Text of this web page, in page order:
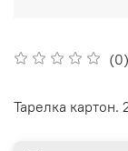
(0)
Тарелка